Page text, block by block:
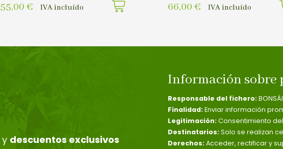
55,00 € IVA incluído 66,00 € IVA incluído
y descuentos exclusivos
Información sobre
Responsable del fichero:
Finalidad: Enviar información
Legitimación: Consentimiento
Destinatarios: Solo se realizan
Derechos: Acceder, rectificar y